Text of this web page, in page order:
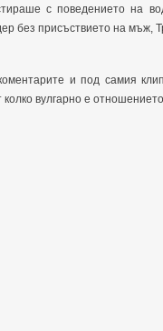
с поведението
без присъствието на мъж,
и под самия
колко вулгарно е